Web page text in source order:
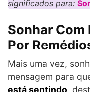
significados para:
Sonhar Com
Por
Mais uma vez,
mensagem para
está sentindo,